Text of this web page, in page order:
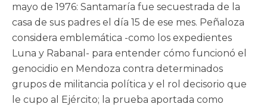
mayo de 1976: Santamaría fue secuestrada de la
casa de sus padres el día 15 de ese mes. Peñaloza
considera emblemática -como los expedientes
Luna y Rabanal- para entender cómo funcionó el
genocidio en Mendoza contra determinados
grupos de militancia política y el rol decisorio que
le cupo al Ejército; la prueba aportada como